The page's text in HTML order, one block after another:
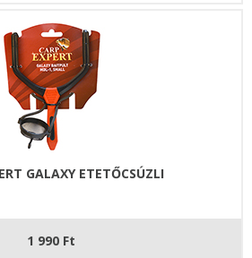
GALAXY ETETŐCSÚZLI
1 990 Ft